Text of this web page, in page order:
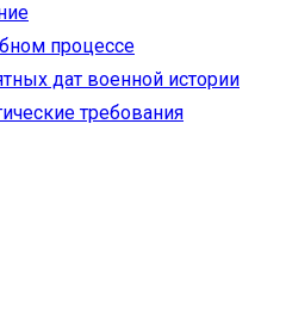
процессе
дат военной истории
требования